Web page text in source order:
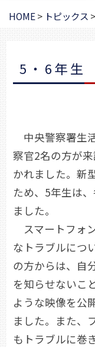
HOME> トピックス >
5・6年生
中央警察署生
察官2名の方が
かれました。新
ため、5年生は
ました。
スマートフォ
なトラブルにつ
の方からは、自
を知らせないこ
ような映像を公
ました。また、
もトラブルに巻